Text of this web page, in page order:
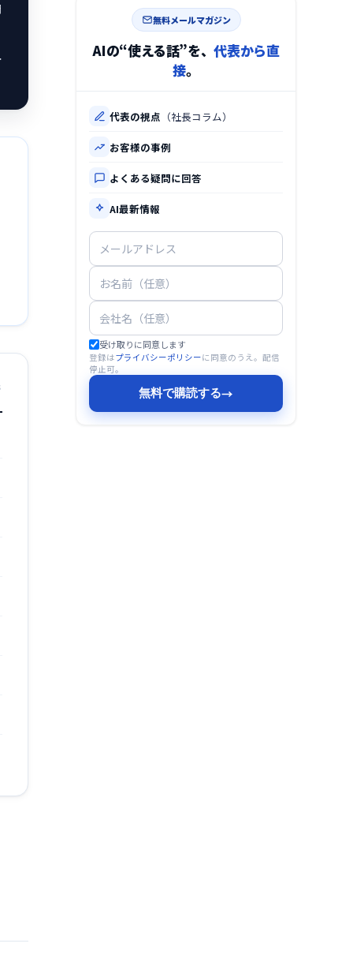
無料メールマガジン
AIの“使える話”を、代表から直
接。
代表の視点 （社長コラム）
お客様の事例
よくある疑問に回答
AI最新情報
受け取りに同意します
登録はプライバシーポリシーに同意のうえ。配信
停止可。
無料で購読する→